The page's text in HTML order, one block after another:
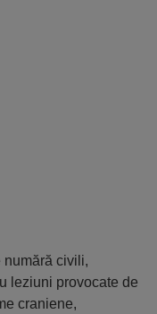
numără civili,
leziuni provocate de
craniene,